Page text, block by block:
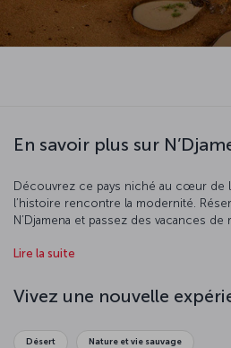
En savoir plus sur
Découvrez ce pays niché au cœur de
l’histoire rencontre la modernité.
N’Djamena et passez des vacances
rives du fleuve Chari. Cette ville
foisonnante. Réservez un billet d’avion
sous le charme de la ville.
Lire la suite
Vivez une nouvelle
Désert Nature et vie sauvage